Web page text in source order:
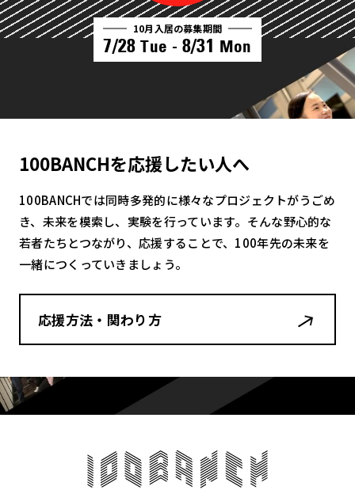
10月入居の募集期間
7/28 Tue - 8/31 Mon
100BANCHを応援したい人へ
100BANCHでは同時多発的に様々なプロジェクトがうごめ
き、未来を模索し、実験を行っています。そんな野心的な
若者たちとつながり、応援することで、100年先の未来を
一緒につくっていきましょう。
応援方法・関わり方